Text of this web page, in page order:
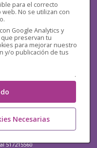
para el correcto
No se utilizan con
Google Analytics y
preservan tu
para mejorar nuestro
y/o publicación de tus
.
Necesarias
517215560